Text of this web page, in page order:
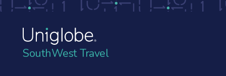
SouthWest Travel